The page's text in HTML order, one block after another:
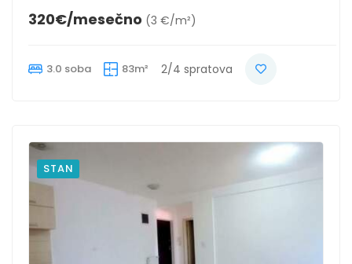
320€/mesečno (3 €/m²)
3.0 soba 83m² 2/4 spratova
STAN